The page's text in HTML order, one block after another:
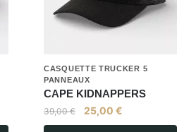
CASQUETTE TRUCKER 5
PANNEAUX
CAPE KIDNAPPERS
39,00€ 25,00 €